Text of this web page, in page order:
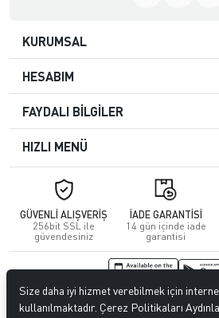
KURUMSAL
HESABIM
FAYDALI BİLGİLER
HIZLI MENÜ
GÜVENLİ ALIŞVERİŞ
256bit SSL ile
güvendesiniz
İADE GARANTİSİ
14 gün içinde iade
garantisi
© 2026Kuafördepo. Tüm
Size daha iyi hizmet verebilmek için
kullanılmaktadır. Çerez Politikaları